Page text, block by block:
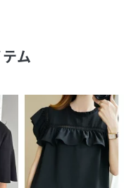
める優秀アイテム！
ジュアルコーデはも
トスカートと合わせ
ム